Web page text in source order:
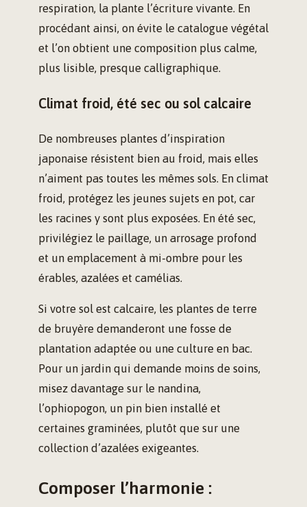
respiration, la plante l’écriture vivante. En
procédant ainsi, on évite le catalogue végétal
et l’on obtient une composition plus calme,
plus lisible, presque calligraphique.
Climat froid, été sec ou sol calcaire
De nombreuses plantes d’inspiration
japonaise résistent bien au froid, mais elles
n’aiment pas toutes les mêmes sols. En climat
froid, protégez les jeunes sujets en pot, car
les racines y sont plus exposées. En été sec,
privilégiez le paillage, un arrosage profond
et un emplacement à mi-ombre pour les
érables, azalées et camélias.
Si votre sol est calcaire, les plantes de terre
de bruyère demanderont une fosse de
plantation adaptée ou une culture en bac.
Pour un jardin qui demande moins de soins,
misez davantage sur le nandina,
l’ophiopogon, un pin bien installé et
certaines graminées, plutôt que sur une
collection d’azalées exigeantes.
Composer l’harmonie :